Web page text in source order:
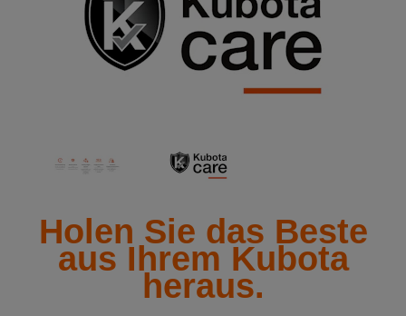
Holen Sie das Beste
aus Ihrem Kubota
heraus.